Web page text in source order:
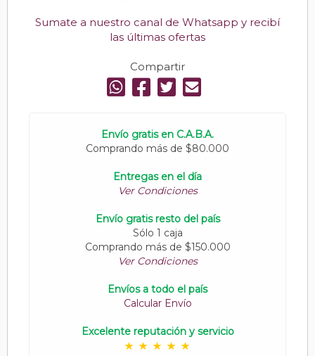
Sumate a nuestro canal de Whatsapp y recibí
las últimas ofertas
Compartir
Envío gratis en C.A.B.A.
Comprando más de $80.000
Entregas en el día
Ver Condiciones
Envío gratis resto del país
Sólo 1 caja
Comprando más de $150.000
Ver Condiciones
Envíos a todo el país
Calcular Envío
Excelente reputación y servicio